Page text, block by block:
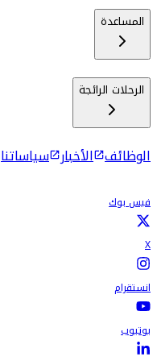
المساعدة
الرحلات الرائجة
الوظائف الأخبار سياساتنا
فيس بوك
X
انستقرام
يوتيوب